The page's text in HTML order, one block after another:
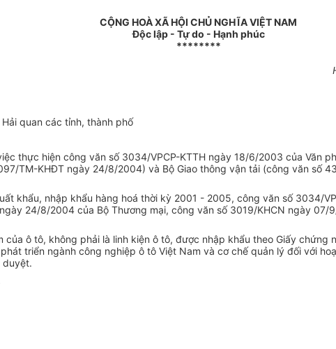
CỘNG HOÀ XÃ HỘI CHỦ NGHĨA VIỆT NAM
Độc lập - Tự do - Hạnh phúc
********
Hải quan các tỉnh, thành phố
thực hiện công văn số 3034/VPCP-KTTH ngày 18/6/2003 của Văn
TM-KHĐT ngày 24/8/2004) và Bộ Giao thông vận tải (công văn số
khẩu, nhập khẩu hàng hoá thời kỳ 2001 - 2005, công văn số 3034/
24/8/2004 của Bộ Thương mại, công văn số 3019/KHCN ngày
ô tô, không phải là linh kiện ô tô, được nhập khẩu theo Giấy chứng
triển ngành công nghiệp ô tô Việt Nam và cơ chế quản lý đối với
duyệt.